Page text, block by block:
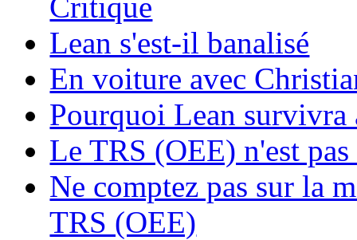
Lean s'est-il banalisé
En voiture avec
Pourquoi Lean
Le TRS (OEE) n'est
Ne comptez pas sur la
TRS (OEE)